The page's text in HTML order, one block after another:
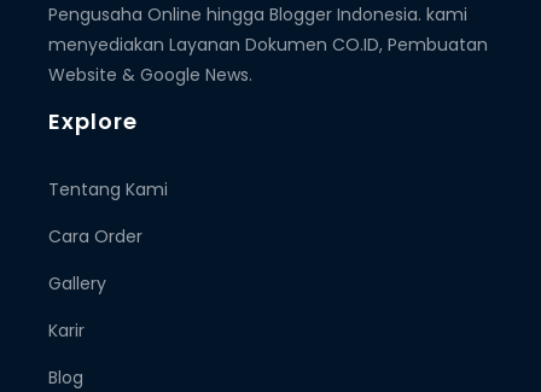
Pengusaha Online hingga Blogger Indonesia. kami
menyediakan Layanan Dokumen CO.ID, Pembuatan
Website & Google News.
Explore
Tentang Kami
Cara Order
Gallery
Karir
Blog